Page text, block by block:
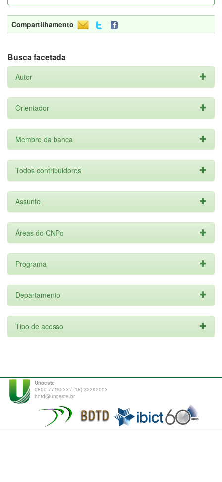
Compartilhamento
Busca facetada
Autor
Orientador
Membro da banca
Todos contribuidores
Assunto
Áreas do CNPq
Programa
Departamento
Tipo de acesso
Unoeste
0800 7715533 / (18) 32292003
bdtd@unoeste.br